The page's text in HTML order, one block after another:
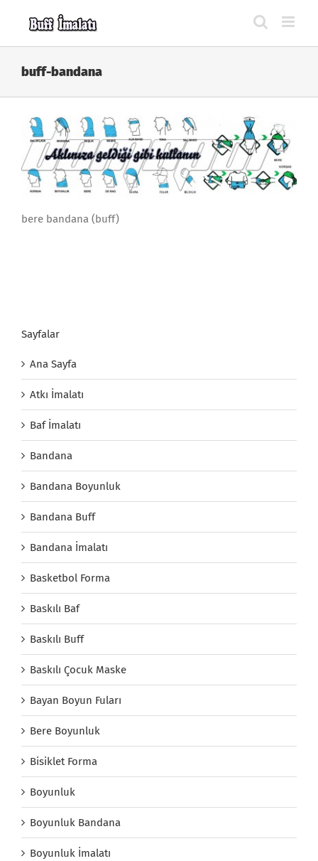
buff-bandana
bere bandana (buff)
Sayfalar
Ana Sayfa
Atkı İmalatı
Baf İmalatı
Bandana
Bandana Boyunluk
Bandana Buff
Bandana İmalatı
Basketbol Forma
Baskılı Baf
Baskılı Buff
Baskılı Çocuk Maske
Bayan Boyun Fuları
Bere Boyunluk
Bisiklet Forma
Boyunluk
Boyunluk Bandana
Boyunluk İmalatı